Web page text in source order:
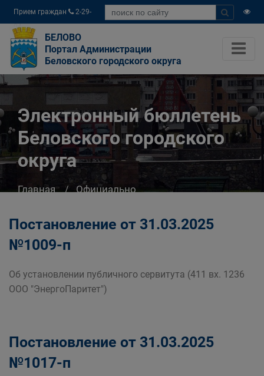
Прием граждан
2-29-
04
БЕЛОВО
Портал Администрации
Беловского городского округа
Электронный бюллетень
Беловского городского
округа
Главная
Официально
Постановление от 31.03.2025
№1009-п
Об установлении публичного сервитута (411 вх. 1236
ООО "ЭнергоПаритет")
Постановление от 31.03.2025
№1017-п